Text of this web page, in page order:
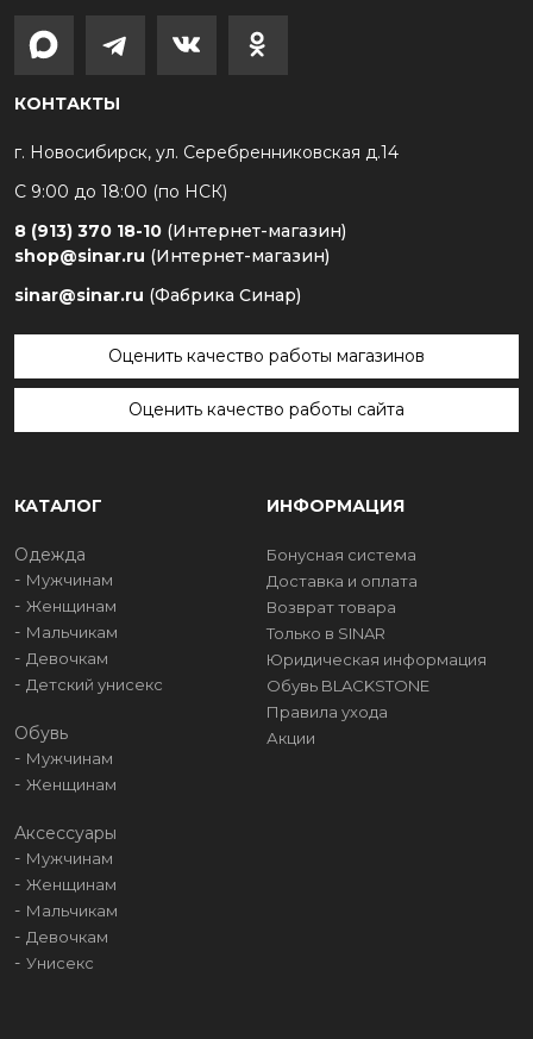
КОНТАКТЫ
г. Новосибирск, ул. Серебренниковская д.14
С 9:00 до 18:00 (по НСК)
8 (913) 370 18-10 (Интернет-магазин)
shop@sinar.ru (Интернет-магазин)
sinar@sinar.ru (Фабрика Синар)
Оценить качество работы магазинов
Оценить качество работы сайта
КАТАЛОГ
Одежда
Мужчинам
Женщинам
Мальчикам
Девочкам
Детский унисекс
Обувь
Мужчинам
Женщинам
Аксессуары
Мужчинам
Женщинам
Мальчикам
Девочкам
Унисекс
ИНФОРМАЦИЯ
Бонусная система
Доставка и оплата
Возврат товара
Только в SINAR
Юридическая информация
Обувь BLACKSTONE
Правила ухода
Акции